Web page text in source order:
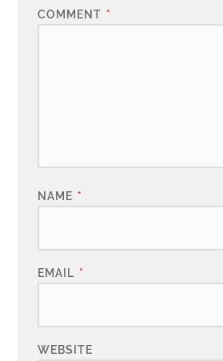
COMMENT *
NAME *
EMAIL *
WEBSITE